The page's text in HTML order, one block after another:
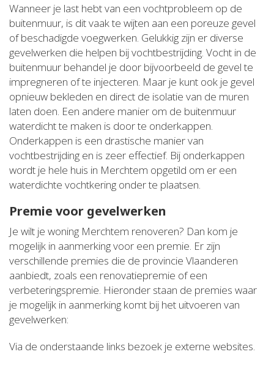
Wanneer je last hebt van een vochtprobleem op de
buitenmuur, is dit vaak te wijten aan een poreuze gevel
of beschadigde voegwerken. Gelukkig zijn er diverse
gevelwerken die helpen bij vochtbestrijding. Vocht in de
buitenmuur behandel je door bijvoorbeeld de gevel te
impregneren of te injecteren. Maar je kunt ook je gevel
opnieuw bekleden en direct de isolatie van de muren
laten doen. Een andere manier om de buitenmuur
waterdicht te maken is door te onderkappen.
Onderkappen is een drastische manier van
vochtbestrijding en is zeer effectief. Bij onderkappen
wordt je hele huis in Merchtem opgetild om er een
waterdichte vochtkering onder te plaatsen.
Premie voor gevelwerken
Je wilt je woning Merchtem renoveren? Dan kom je
mogelijk in aanmerking voor een premie. Er zijn
verschillende premies die de provincie Vlaanderen
aanbiedt, zoals een renovatiepremie of een
verbeteringspremie. Hieronder staan de premies waar
je mogelijk in aanmerking komt bij het uitvoeren van
gevelwerken:
Via de onderstaande links bezoek je externe websites.